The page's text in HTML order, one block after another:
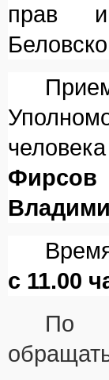
прав
с 11.00
По